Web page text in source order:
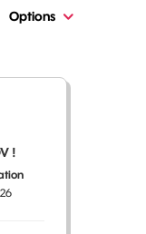
Options
!